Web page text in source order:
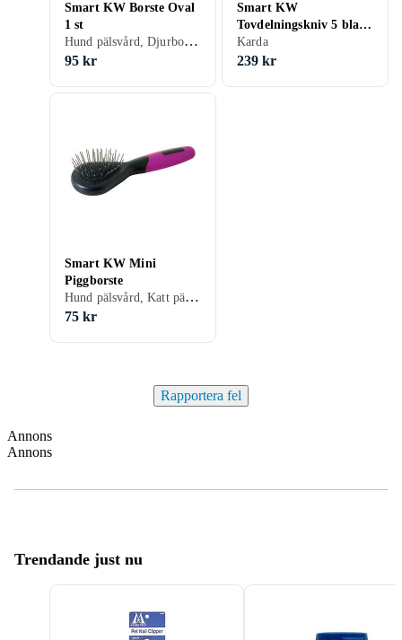
Smart KW Borste Oval
1 st
Hund pälsvård, Djurborste
95 kr
Smart KW
Tovdelningskniv 5 blad
1 st
Karda
239 kr
Smart KW Mini
Piggborste
Hund pälsvård, Katt pälsvård, Djurborste
75 kr
Rapportera fel
Annons
Annons
Trendande just nu